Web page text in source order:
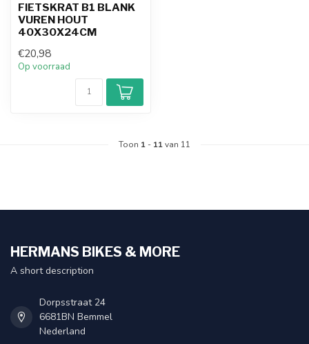
FIETSKRAT B1 BLANK
VUREN HOUT
40X30X24CM
€20,98
Op voorraad
Toon 1 - 11van 11
HERMANS BIKES & MORE
A short description
Dorpsstraat 24
6681BN Bemmel
Nederland